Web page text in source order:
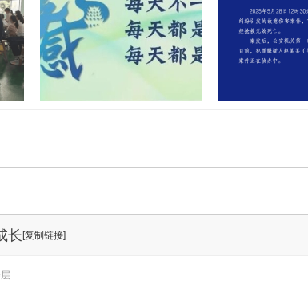
长 [复制链接]